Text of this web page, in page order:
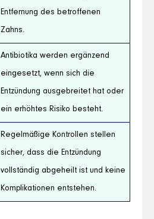
Entfernung des betroffenen
Zahns.
Antibiotika werden ergänzend
eingesetzt, wenn sich die
Entzündung ausgebreitet hat oder
ein erhöhtes Risiko besteht.
Regelmäßige Kontrollen stellen
sicher, dass die Entzündung
vollständig abgeheilt ist und keine
Komplikationen entstehen.